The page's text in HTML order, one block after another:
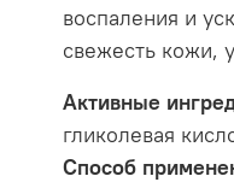
воспаления и
свежесть кожи,
Активные
гликолевая
Способ